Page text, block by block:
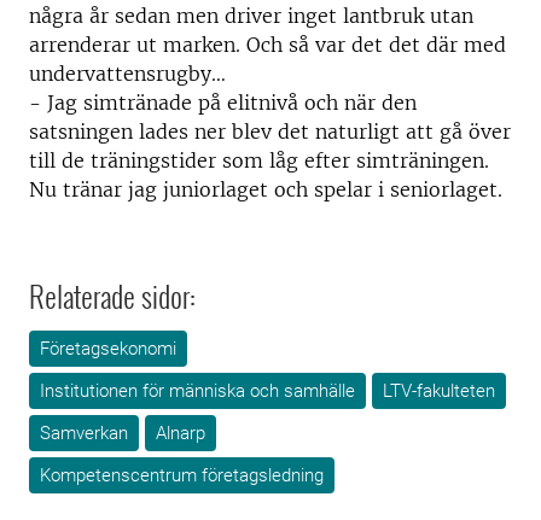
några år sedan men driver inget lantbruk utan
arrenderar ut marken. Och så var det det där med
undervattensrugby…
- Jag simtränade på elitnivå och när den
satsningen lades ner blev det naturligt att gå över
till de träningstider som låg efter simträningen.
Nu tränar jag juniorlaget och spelar i seniorlaget.
Relaterade sidor:
Företagsekonomi
Institutionen för människa och samhälle
LTV-fakulteten
Samverkan
Alnarp
Kompetenscentrum företagsledning